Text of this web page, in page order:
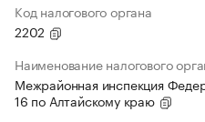
Код налогового органа
2202
Наименование налогового
Межрайонная инспекция
16 по Алтайскому краю